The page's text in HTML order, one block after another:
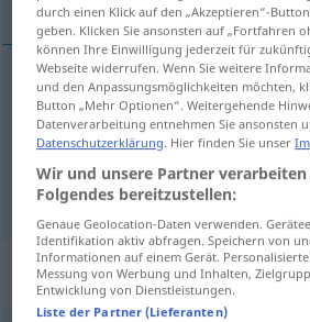
位置[ichi] Lage
[sō] LageSchicht
Synonyme für
durch einen Klick auf den „Akzeptieren“-
geben. Klicken Sie ansonsten auf „Fortfahren
können Ihre Einwilligung jederzeit für
Webseite widerrufen. Wenn Sie weitere
und den Anpassungsmöglichkeiten möchten,
Button „Mehr Optionen“. Weitergehende
Datenverarbeitung entnehmen Sie ansonsten
Datenschutzerklärung. Hier finden Sie unser
Wir und unsere Partner
Folgendes bereitzustellen:
Genaue Geolocation-Daten verwenden.
Identifikation aktiv abfragen. Speichern von
Informationen auf einem Gerät.
Messung von Werbung und Inhalten,
Entwicklung von Dienstleistungen.
Liste der Partner (Lieferanten)